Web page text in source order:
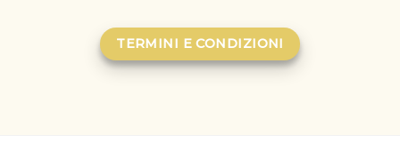
TERMINI E CONDIZIONI